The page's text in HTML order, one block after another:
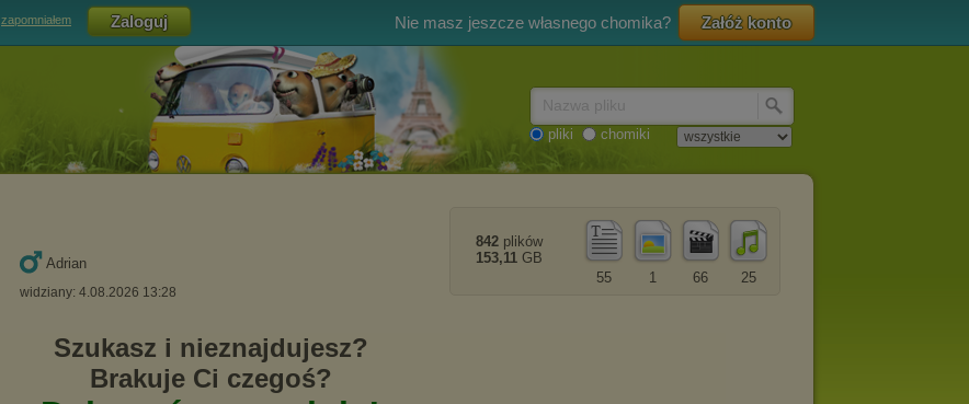
zapomniałem Nie masz jeszcze własnego chomika? Załóż konto
pliki chomiki
Adrian
widziany: 4.08.2026 13:28
25
66
1
55
842 plików
153,11 GB